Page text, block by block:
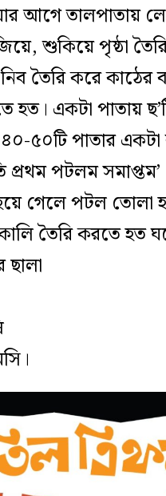
আগে তালপাতায়
শুকিয়ে পৃষ্ঠা
তৈরি করে কাঠের
হত। একটা পাতায়
৫০টি পাতার
প্রথম পটলম
গেলে পটল তোলা
তৈরি করতে হত